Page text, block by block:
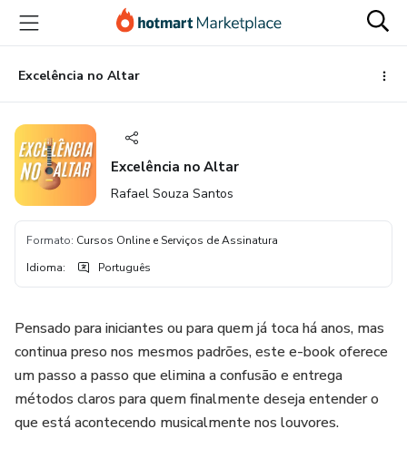
para
conteúdo
principal
para
pagamento
para
rodapé
Excelência no Altar
Excelência no Altar
Rafael Souza Santos
Formato: Cursos Online e Serviços de Assinatura
Idioma: Português
Pensado para iniciantes ou para quem já toca há anos, mas
continua preso nos mesmos padrões, este e-book oferece
um passo a passo que elimina a confusão e entrega
métodos claros para quem finalmente deseja entender o
que está acontecendo musicalmente nos louvores.